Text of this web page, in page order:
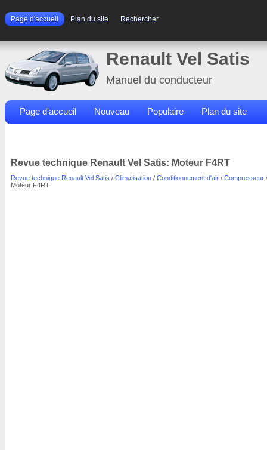
Page d'accueil Plan du site Rechercher
Renault Vel Satis
Manuel du conducteur
Page d'accueil Nouveau Populaire Plan du site
Revue technique Renault Vel Satis: Moteur F4RT
Revue technique Renault Vel Satis / Climatisation / Conditionnement d'air / Compresseur /
Moteur F4RT